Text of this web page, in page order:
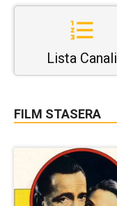
Lista Canali
FILM STASERA